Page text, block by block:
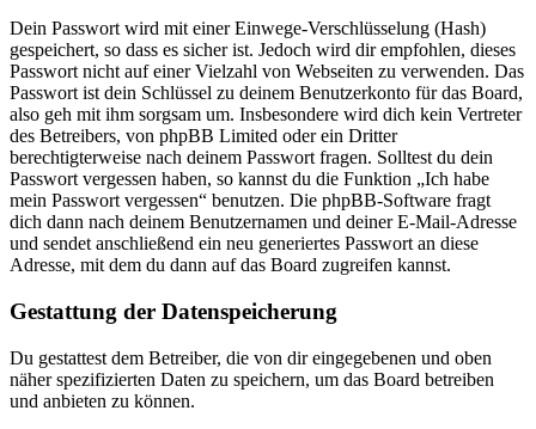
Dein Passwort wird mit einer Einwege-Verschlüsselung (Hash)
gespeichert, so dass es sicher ist. Jedoch wird dir empfohlen, dieses
Passwort nicht auf einer Vielzahl von Webseiten zu verwenden. Das
Passwort ist dein Schlüssel zu deinem Benutzerkonto für das Board,
also geh mit ihm sorgsam um. Insbesondere wird dich kein Vertreter
des Betreibers, von phpBB Limited oder ein Dritter
berechtigterweise nach deinem Passwort fragen. Solltest du dein
Passwort vergessen haben, so kannst du die Funktion „Ich habe
mein Passwort vergessen“ benutzen. Die phpBB-Software fragt
dich dann nach deinem Benutzernamen und deiner E-Mail-Adresse
und sendet anschließend ein neu generiertes Passwort an diese
Adresse, mit dem du dann auf das Board zugreifen kannst.
Gestattung der Datenspeicherung
Du gestattest dem Betreiber, die von dir eingegebenen und oben
näher spezifizierten Daten zu speichern, um das Board betreiben
und anbieten zu können.